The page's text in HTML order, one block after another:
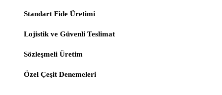
Standart Fide Üretimi
Lojistik ve Güvenli Teslimat
Sözleşmeli Üretim
Özel Çeşit Denemeleri